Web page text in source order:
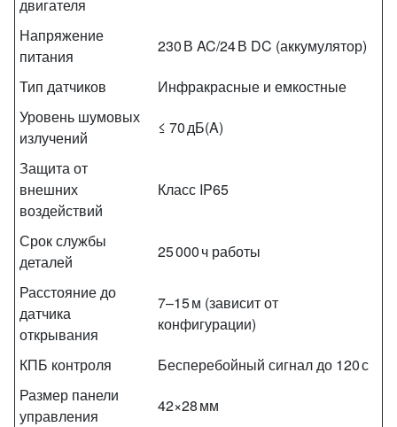
двигателя
Напряжение
питания
230 В AC/24 В DC (аккумулятор)
Тип датчиков
Инфракрасные и емкостные
Уровень шумовых
излучений
≤ 70 дБ(A)
Защита от
внешних
воздействий
Класс IP65
Срок службы
деталей
25 000 ч работы
Расстояние до
датчика
открывания
7–15 м (зависит от
конфигурации)
КПБ контроля
Бесперебойный сигнал до 120 с
Размер панели
управления
42×28 мм